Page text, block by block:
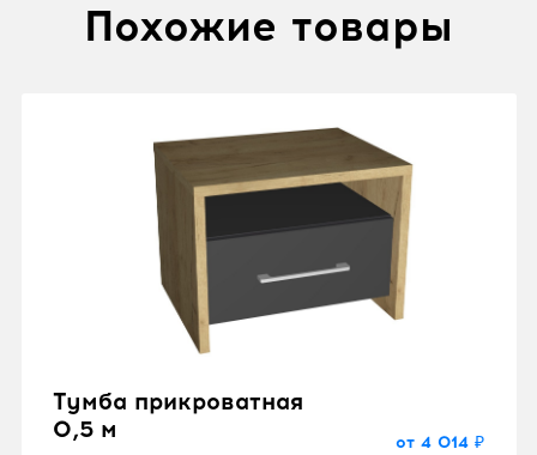
Похожие товары
Тумба прикроватная
0,5 м
от 4 014 ₽